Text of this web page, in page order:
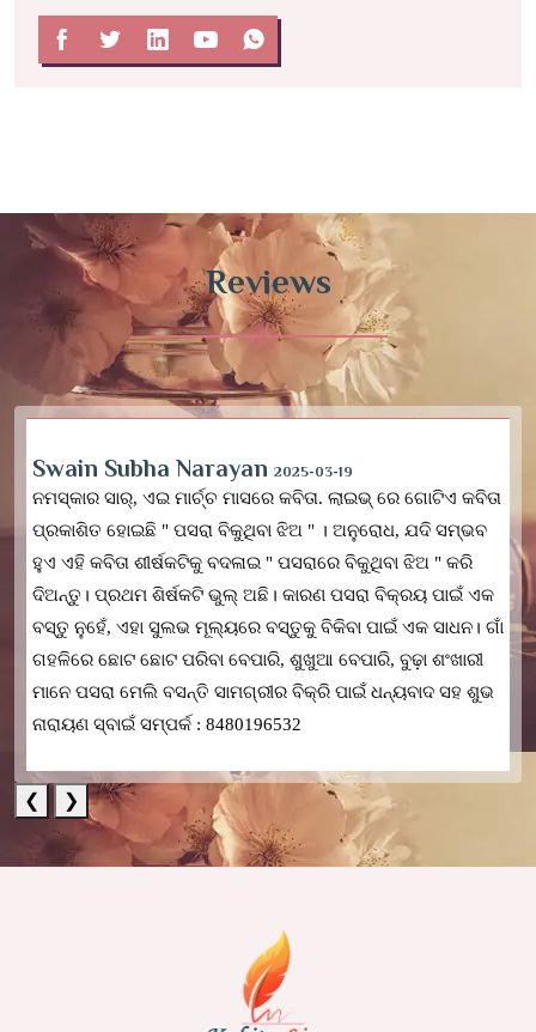
Reviews
Swain Subha Narayan 2025-03-19
ନମସ୍କାର ସାର୍, ଏଇ ମାର୍ଚ୍ଚ ମାସରେ କବିତା. ଲାଇଭ୍ ରେ ଗୋଟିଏ କବିତା
ପ୍ରକାଶିତ ହୋଇଛି " ପସରା ବିକୁଥିବା ଝିଅ " । ଅନୁରୋଧ, ଯଦି ସମ୍ଭବ
ହୁଏ ଏହି କବିତା ଶୀର୍ଷକଟିକୁ ବଦଳାଇ " ପସରାରେ ବିକୁଥିବା ଝିଅ " କରି
ଦିଅନ୍ତୁ। ପ୍ରଥମ ଶିର୍ଷକଟି ଭୁଲ୍ ଅଛି। କାରଣ ପସରା ବିକ୍ରୟ ପାଇଁ ଏକ
ବସ୍ତୁ ନୁହେଁ, ଏହା ସୁଲଭ ମୂଲ୍ୟରେ ବସ୍ତୁକୁ ବିକିବା ପାଇଁ ଏକ ସାଧନ। ଗାଁ
ଗହଳିରେ ଛୋଟ ଛୋଟ ପରିବା ବେପାରି, ଶୁଖୁଆ ବେପାରି, ବୁଢ଼ା ଶଂଖାରୀ
ମାନେ ପସରା ମେଲି ବସନ୍ତି ସାମଗ୍ରୀର ବିକ୍ରି ପାଇଁ ଧନ୍ୟବାଦ ସହ ଶୁଭ
ନାରାୟଣ ସ୍ବାଇଁ ସମ୍ପର୍କ : 8480196532
❮ ❯